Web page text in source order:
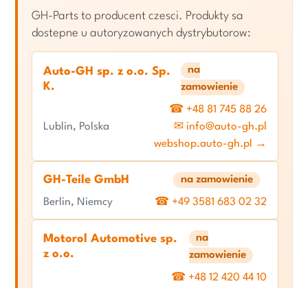
GH-Parts to producent czesci. Produkty sa
dostepne u autoryzowanych dystrybutorow:
Auto-GH sp. z o.o. Sp.
K.
na
zamowienie
Lublin, Polska
☎ +48 81 745 88 26
✉ info@auto-gh.pl
webshop.auto-gh.pl →
GH-Teile GmbH na zamowienie
Berlin, Niemcy ☎ +49 3581 683 02 32
Motorol Automotive sp.
z o.o.
na
zamowienie
☎ +48 12 420 44 10